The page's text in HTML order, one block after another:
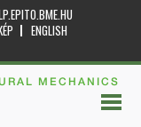
ENGLISH
MECHANICS